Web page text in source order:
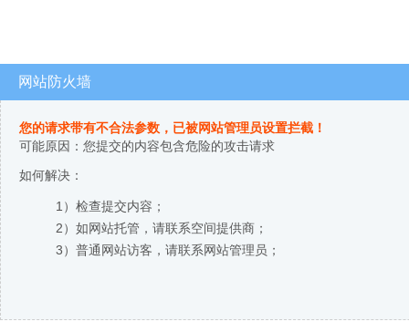
网站防火墙
您的请求带有不合法参数，已被网站管理员设置拦截！
可能原因：您提交的内容包含危险的攻击请求
如何解决：
1）检查提交内容；
2）如网站托管，请联系空间提供商；
3）普通网站访客，请联系网站管理员；